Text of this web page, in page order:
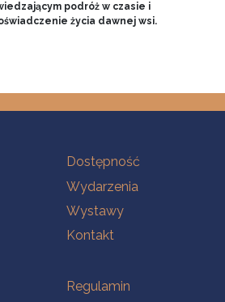
podróż w czasie i
życia dawnej wsi.
Na skróty
Dostępność
Wydarzenia
Wystawy
Kontakt
Na skróty
Regulamin